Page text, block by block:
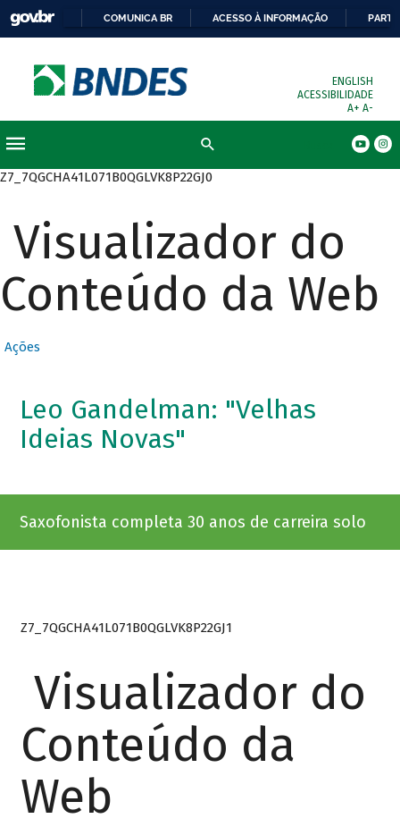
COMUNICA BR ACESSO À INFORMAÇÃO
ENGLISH
ACESSIBILIDADE
A+ A-
Z7_7QGCHA41L071B0QGLVK8P22GJ0
Visualizador do
Conteúdo da Web
Ações
Leo Gandelman: "Velhas
Ideias Novas"
Saxofonista completa 30 anos de carreira solo
Z7_7QGCHA41L071B0QGLVK8P22GJ1
Visualizador do
Conteúdo da
Web